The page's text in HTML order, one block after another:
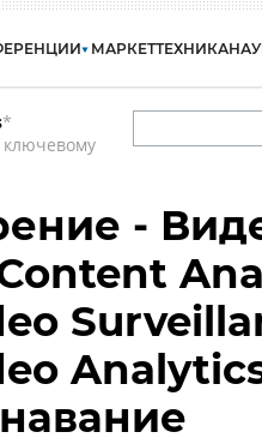
МАРКЕТТЕХНИКА
*
ключевому
-